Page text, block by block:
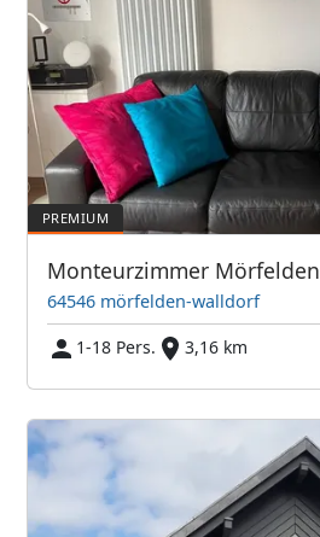
Monteurzimmer Mörfelden
64546 mörfelden-walldorf
1-18 Pers.
3,16 km